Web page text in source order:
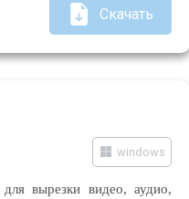
Скачать
windows
вырезки видео, аудио,